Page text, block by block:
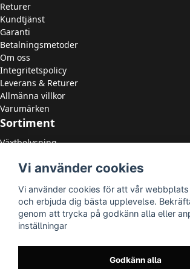
Returer
Kundtjänst
Garanti
Betalningsmetoder
Om oss
Integritetspolicy
Leverans & Returer
Allmänna villkor
Varumärken
Sortiment
Växtbelysning
LED Paneler
LED Downlights
LED Takarmaturer
Tillbehör
OUTLED
LED-lister
Vi använder cookies
Vi använder cookies för att vår
och erbjuda dig bästa upplevelse.
genom att trycka på godkänn alla eller
inställningar
Godkänn alla